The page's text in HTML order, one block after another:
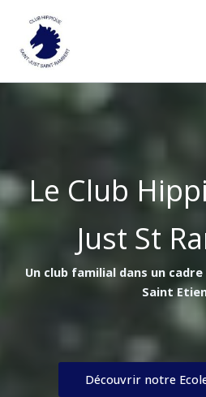
contenu
Le Club
Just St
Un club familial dans un
Saint
Découvrir notre